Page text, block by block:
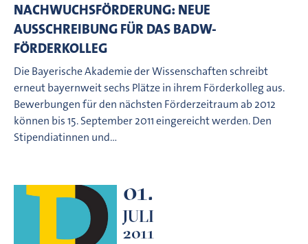
NACHWUCHSFÖRDERUNG: NEUE
AUSSCHREIBUNG FÜR DAS BADW-
FÖRDERKOLLEG
Die Bayerische Akademie der Wissenschaften schreibt
erneut bayernweit sechs Plätze in ihrem Förderkolleg aus.
Bewerbungen für den nächsten Förderzeitraum ab 2012
können bis 15. September 2011 eingereicht werden. Den
Stipendiatinnen und…
01.
JULI
2011